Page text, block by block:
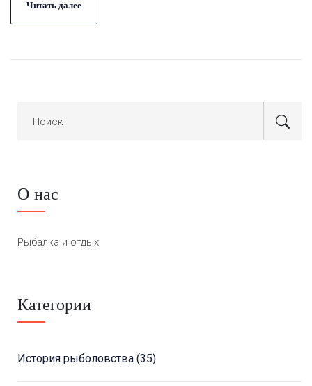
также психология и удовольствия зимней рыбалки,
которая, несмотря на все преграды, приносит уникальные
Читать далее
О нас
Рыбалка и отдых
Категории
История рыболовства (35)